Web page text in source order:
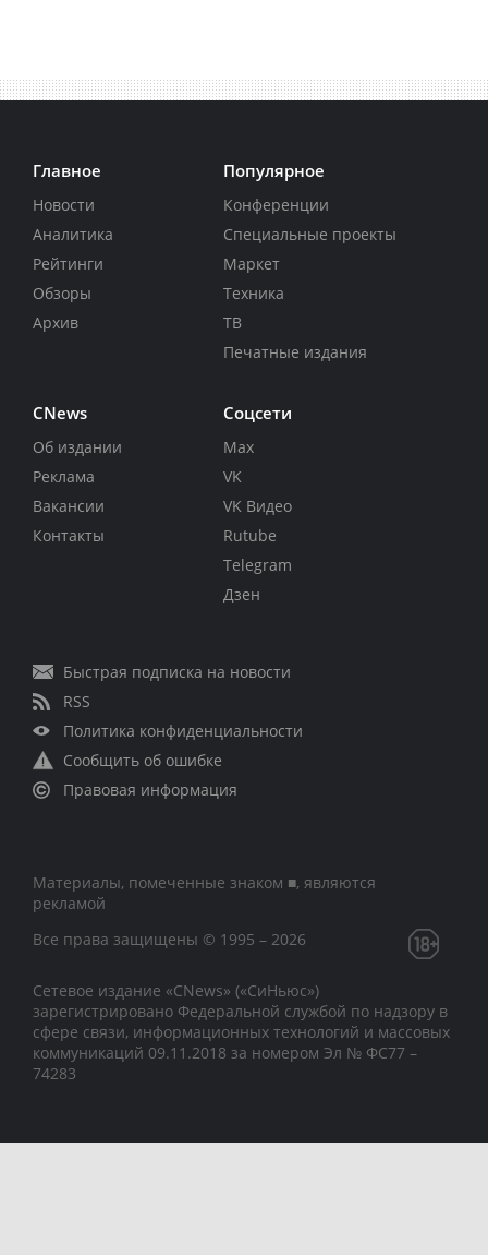
Главное
Новости
Аналитика
Рейтинги
Обзоры
Архив
Популярное
Конференции
Специальные проекты
Маркет
Техника
ТВ
Печатные издания
CNews
Об издании
Реклама
Вакансии
Контакты
Соцсети
Max
VK
VK Видео
Rutube
Telegram
Дзен
Быстрая подписка на новости
RSS
Политика конфиденциальности
Сообщить об ошибке
Правовая информация
Материалы, помеченные знаком ■, являются
рекламой
Все права защищены © 1995 – 2026
Сетевое издание «CNews» («СиНьюс»)
зарегистрировано Федеральной службой по надзору в
сфере связи, информационных технологий и массовых
коммуникаций 09.11.2018 за номером Эл № ФС77 –
74283